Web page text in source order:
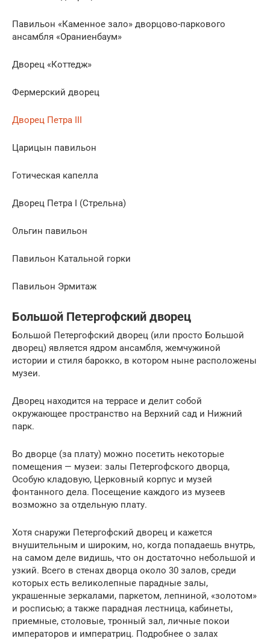
Павильон «Каменное зало» дворцово-паркового
ансамбля «Ораниенбаум»
Дворец «Коттедж»
Фермерский дворец
Дворец Петра III
Царицын павильон
Готическая капелла
Дворец Петра I (Стрельна)
Ольгин павильон
Павильон Катальной горки
Павильон Эрмитаж
Большой Петергофский дворец
Большой Петергофский дворец (или просто Большой
дворец) является ядром ансамбля, жемчужиной
истории и стиля барокко, в котором ныне расположены
музеи.
Дворец находится на террасе и делит собой
окружающее пространство на Верхний сад и Нижний
парк.
Во дворце (за плату) можно посетить некоторые
помещения — музеи: залы Петергофского дворца,
Особую кладовую, Церковный корпус и музей
фонтанного дела. Посещение каждого из музеев
возможно за отдельную плату.
Хотя снаружи Петергофский дворец и кажется
внушительным и широким, но, когда попадаешь внутрь,
на самом деле видишь, что он достаточно небольшой и
узкий. Всего в стенах дворца около 30 залов, среди
которых есть великолепные парадные залы,
украшенные зеркалами, паркетом, лепниной, «золотом»
и росписью; а также парадная лестница, кабинеты,
приемные, столовые, тронный зал, личные покои
императоров и императриц. Подробнее о залах